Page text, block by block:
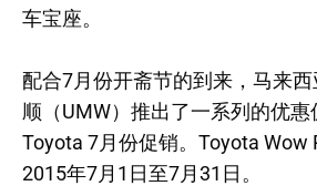
车宝座。
配合7月份开斋节的到来，马来
顺（UMW）推出了一系列的优惠
Toyota 7月份促销。Toyota Wow
2015年7月1日至7月31日。